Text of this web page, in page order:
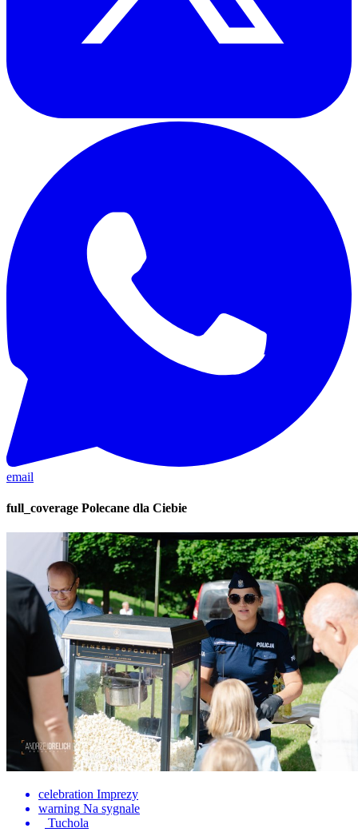
email
full_coverage Polecane dla Ciebie
celebration Imprezy
warning Na sygnale
Tuchola